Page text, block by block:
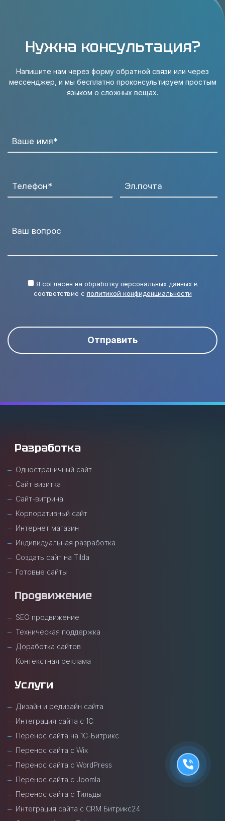
Нужна консультация?
Напишите нам через форму обратной связи или через
мессенджер, и мы бесплатно проконсультируем простым
языком о сложных вещах.
Ваше имя*
Телефон* Эл.почта
Ваш вопрос
Я согласен на обработку персональных данных в
соответствие с политикой конфиденциальности
Отправить
Разработка
Одностраничный сайт
Сайт визитка
Сайт-витрина
Корпоративный сайт
Интернет магазин
Индивидуальная разработка
Создать сайт на Tilda
Готовые сайты
Продвижение
SEO продвижение
Техническая поддержка
Доработка сайтов
Контекстная реклама
Услуги
Дизайн и редизайн сайта
Интеграция сайта с 1С
Перенос сайта на 1С-Битрикс
Перенос сайта с Wix
Перенос сайта с WordPress
Перенос сайта с Joomla
Перенос сайта с Тильды
Интеграция сайта с CRM Битрикс24